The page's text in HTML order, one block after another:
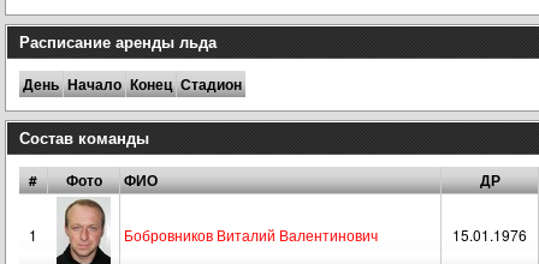
Расписание аренды льда
День Начало Конец Стадион
Состав команды
# Фото ФИО ДР
1 Бобровников Виталий Валентинович 15.01.1976